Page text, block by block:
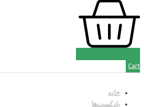
Cart
خانه
پادکست‌‌ها